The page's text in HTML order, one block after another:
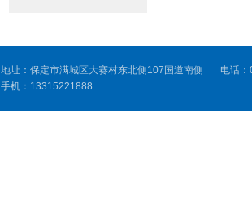
地址：保定市满城区大赛村东北侧107国道南侧 电
手机：13315221888